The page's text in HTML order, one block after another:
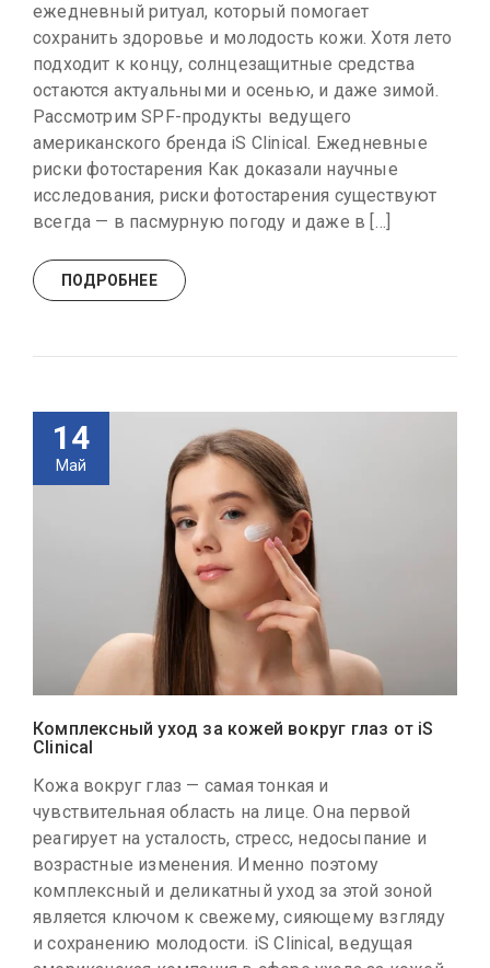
ежедневный ритуал, который помогает
сохранить здоровье и молодость кожи. Хотя лето
подходит к концу, солнцезащитные средства
остаются актуальными и осенью, и даже зимой.
Рассмотрим SPF-продукты ведущего
американского бренда iS Clinical. Ежедневные
риски фотостарения Как доказали научные
исследования, риски фотостарения существуют
всегда — в пасмурную погоду и даже в […]
ПОДРОБНЕЕ
14
Май
Комплексный уход за кожей вокруг глаз от iS
Clinical
Кожа вокруг глаз — самая тонкая и
чувствительная область на лице. Она первой
реагирует на усталость, стресс, недосыпание и
возрастные изменения. Именно поэтому
комплексный и деликатный уход за этой зоной
является ключом к свежему, сияющему взгляду
и сохранению молодости. iS Clinical, ведущая